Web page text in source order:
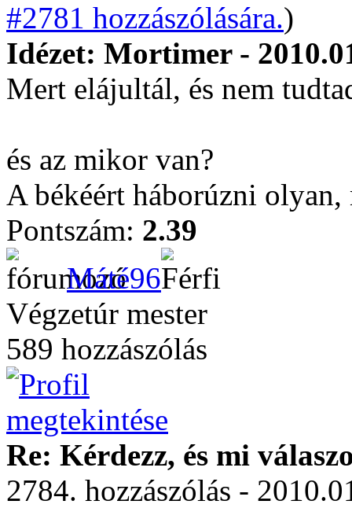
#2781 hozzászólására.)
Idézet: Mortimer -
Mert elájultál, és nem
és az mikor van?
A békéért háborúzni olyan,
Pontszám: 2.39
Máté96
Végzetúr mester
589 hozzászólás
Re: Kérdezz, és mi
2784. hozzászólás -